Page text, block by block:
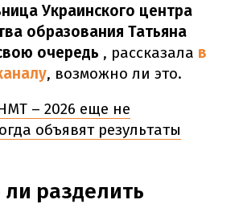
Украинского центра
образования Татьяна
очередь , рассказала в
, возможно ли это.
– 2026 еще не
объявят результаты
разделить